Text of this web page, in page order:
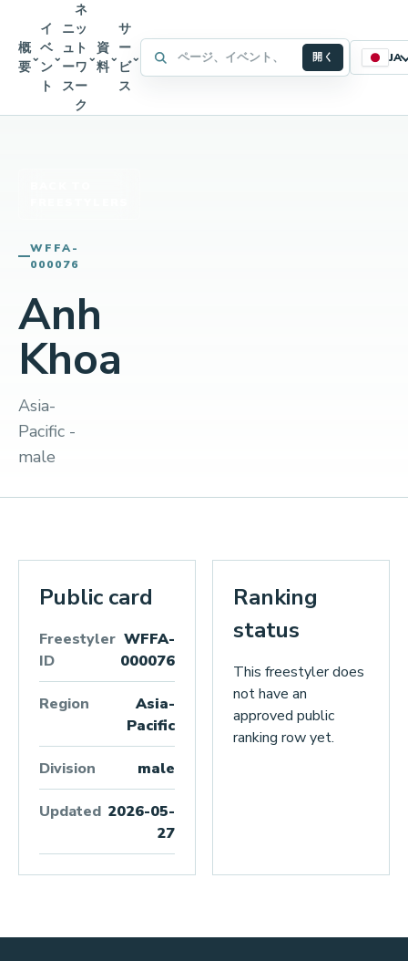
概
要
⌄
イ
ベ
ン
ト
⌄
ニ
ュ
ー
ス
ネ
ッ
ト
ワ
ー
ク
⌄
資
料
⌄
サ
ー
ビ
ス
⌄ WFFA サイト内検索 開く JA
WFFA-
000076
Anh
Khoa
Asia-
Pacific -
male
Public card
Freestyler
ID
WFFA-
000076
Region
Asia-
Pacific
Division male
Updated 2026-05-
27
Ranking
status
This freestyler does
not have an
approved public
ranking row yet.